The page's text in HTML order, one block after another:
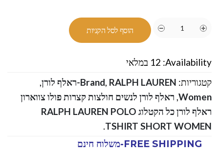
הוסף לסל הקניות
Availability: 12 במלאי
קטגוריות:
Brand, RALPH LAUREN-ראלף לורן
,
Women
, ראלף לורן לנשים חולצות קצרות פולו צווארון
ראלף לורן כל הקטלוג RALPH LAUREN POLO
TSHIRT SHORT WOMEN
.
FREE SHIPPING-משלוח חינם